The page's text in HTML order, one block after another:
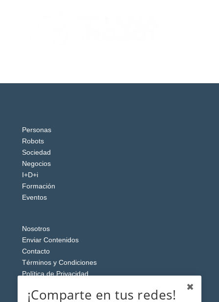
Personas
Robots
Sociedad
Negocios
I+D+i
Formación
Eventos
Nosotros
Enviar Contenidos
Contacto
Términos y Condiciones
Política de Privacidad
¡Comparte en tus redes!